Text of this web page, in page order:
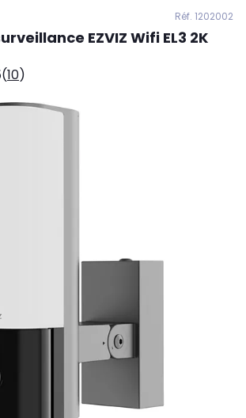
Réf. 1202002
EZVIZ Wifi EL3 2K
(10)